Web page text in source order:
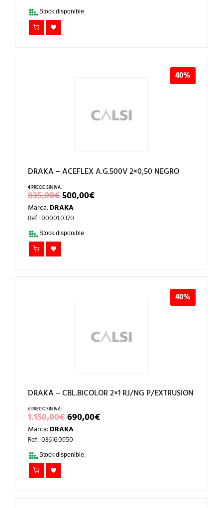
1.100,00€.
Stock disponible.
40%
DRAKA – ACEFLEX A.G.500V 2×0,50 NEGRO
835,00€EL
PRECIO
ORIGINAL
ERA:835,00€.
500,00€EL
PRECIO
Marca:DRAKA
Ref.: 00001.0370
Stock disponible.
40%
DRAKA – CBL.BICOLOR 2×1 RJ/NG P/EXTRUSION
1.150,00€EL
PRECIO
ORIGINAL
ERA:1.150,00€.
690,00€EL
PRECIO
Marca:DRAKA
Ref.: 03616.0950
Stock disponible.